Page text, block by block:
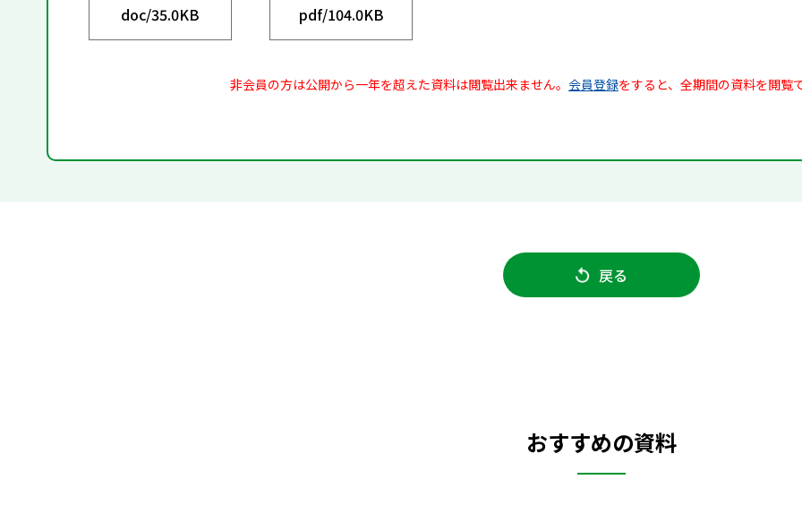
doc/35.0KB
pdf/104.0KB
非会員の方は公開から一年を超えた資料は閲覧出来ません。 会員登録をすると、全期間の資料を閲覧
戻る
おすすめの資料